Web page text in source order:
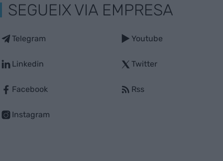
SEGUEIX VIA EMPRESA
Telegram
Linkedin
Facebook
Instagram
Youtube
Twitter
Rss